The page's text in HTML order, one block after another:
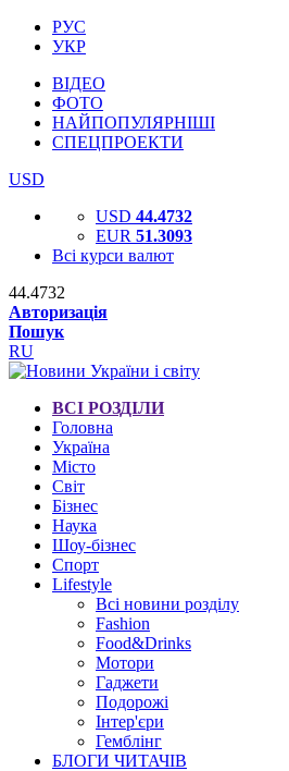
РУС
УКР
ВІДЕО
ФОТО
НАЙПОПУЛЯРНІШІ
СПЕЦПРОЕКТИ
USD
USD 44.4732
EUR 51.3093
Всі курси валют
44.4732
Авторизація
Пошук
RU
ВСІ РОЗДІЛИ
Головна
Україна
Місто
Світ
Бізнес
Наука
Шоу-бізнес
Спорт
Lifestyle
Всі новини розділу
Fashion
Food&Drinks
Мотори
Гаджети
Подорожі
Інтер'єри
Гемблінг
БЛОГИ ЧИТАЧІВ